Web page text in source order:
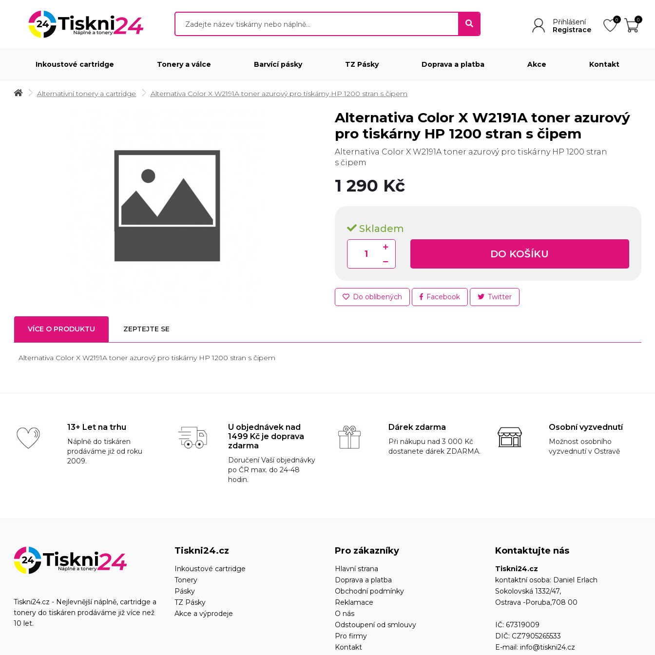
Přihlášení
Registrace
0 0
Inkoustové cartridge Tonery a válce Barvící pásky TZ Pásky Doprava a platba Akce Kontakt
Alternativní tonery a cartridge Alternativa Color X W2191A toner azurový pro tiskárny HP 1200 stran s čipem
Alternativa Color X W2191A toner azurový
pro tiskárny HP 1200 stran s čipem
Alternativa Color X W2191A toner azurový pro tiskárny HP 1200 stran
s čipem
1 290 Kč
Skladem
DO KOŠÍKU
Do oblíbených Facebook Twitter
VÍCE O PRODUKTU ZEPTEJTE SE
Alternativa Color X W2191A toner azurový pro tiskárny HP 1200 stran s čipem
13+ Let na trhu
Náplně do tiskáren
prodáváme již od roku
2009.
U objednávek nad
1499 Kč je doprava
zdarma
Doručení Vaší objednávky
po ČR max. do 24-48
hodin.
Dárek zdarma
Při nákupu nad 3 000 Kč
dostanete dárek ZDARMA.
Osobní vyzvednutí
Možnost osobního
vyzvednutí v Ostravě
Tiskni24.cz - Nejlevnější náplně, cartridge a
tonery do tiskáren prodáváme již více než
10 let.
Tiskni24.cz
Inkoustové cartridge
Tonery
Pásky
TZ Pásky
Akce a výprodeje
Pro zákazníky
Hlavní strana
Doprava a platba
Obchodní podmínky
Reklamace
O nás
Odstoupení od smlouvy
Pro firmy
Kontakt
Kontaktujte nás
Tiskni24.cz
kontaktní osoba: Daniel Erlach
Sokolovská 1332/47,
Ostrava -Poruba,708 00
IČ: 67319009
DIČ: CZ7905265533
E-mail:info@tiskni24.cz